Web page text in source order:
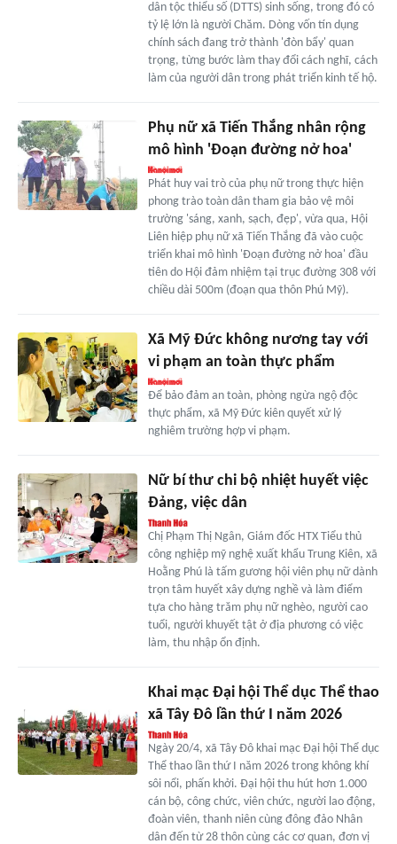
dân tộc thiểu số (DTTS) sinh sống, trong đó có
tỷ lệ lớn là người Chăm. Dòng vốn tín dụng
chính sách đang trở thành 'đòn bẩy' quan
trọng, từng bước làm thay đổi cách nghĩ, cách
làm của người dân trong phát triển kinh tế hộ.
Phụ nữ xã Tiến Thắng nhân rộng
mô hình 'Đoạn đường nở hoa'
Phát huy vai trò của phụ nữ trong thực hiện
phong trào toàn dân tham gia bảo vệ môi
trường 'sáng, xanh, sạch, đẹp', vừa qua, Hội
Liên hiệp phụ nữ xã Tiến Thắng đã vào cuộc
triển khai mô hình 'Đoạn đường nở hoa' đầu
tiên do Hội đảm nhiệm tại trục đường 308 với
chiều dài 500m (đoạn qua thôn Phú Mỹ).
Xã Mỹ Đức không nương tay với
vi phạm an toàn thực phẩm
Để bảo đảm an toàn, phòng ngừa ngộ độc
thực phẩm, xã Mỹ Đức kiên quyết xử lý
nghiêm trường hợp vi phạm.
Nữ bí thư chi bộ nhiệt huyết việc
Đảng, việc dân
Chị Phạm Thị Ngân, Giám đốc HTX Tiểu thủ
công nghiệp mỹ nghệ xuất khẩu Trung Kiên, xã
Hoằng Phú là tấm gương hội viên phụ nữ dành
trọn tâm huyết xây dựng nghề và làm điểm
tựa cho hàng trăm phụ nữ nghèo, người cao
tuổi, người khuyết tật ở địa phương có việc
làm, thu nhập ổn định.
Khai mạc Đại hội Thể dục Thể thao
xã Tây Đô lần thứ I năm 2026
Ngày 20/4, xã Tây Đô khai mạc Đại hội Thể dục
Thể thao lần thứ I năm 2026 trong không khí
sôi nổi, phấn khởi. Đại hội thu hút hơn 1.000
cán bộ, công chức, viên chức, người lao động,
đoàn viên, thanh niên cùng đông đảo Nhân
dân đến từ 28 thôn cùng các cơ quan, đơn vị